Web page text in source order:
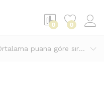
0 0
Ortalama puana göre sırala